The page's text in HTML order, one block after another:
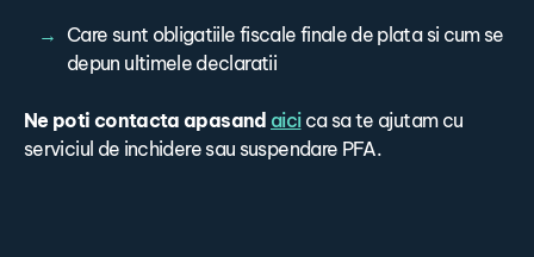
Care sunt obligatiile fiscale finale de plata si cum se
depun ultimele declaratii
Ne poti contacta apasand aici ca sa te ajutam cu
serviciul de inchidere sau suspendare PFA.